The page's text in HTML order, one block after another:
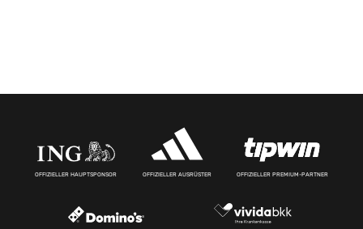
OFFIZIELLER HAUPTSPONSOR OFFIZIELLER AUSRÜSTER OFFIZIELLER PREMIUM-PARTNER